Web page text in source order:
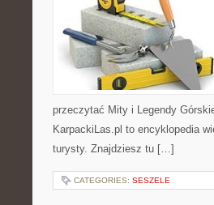
przeczytać Mity i Legendy
KarpackiLas.pl to encyklopedia
turysty. Znajdziesz tu […]
CATEGORIES: SESZELE